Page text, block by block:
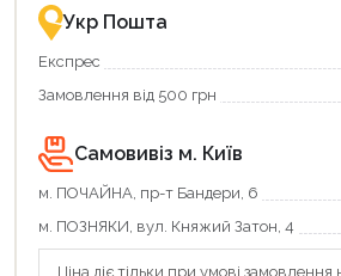
зручно
та
вигідно!
державною
підтримкою!
Укр Пошта
Експрес
Замовлення від 500 грн
Самовивіз м. Київ
м. ПОЧАЙНА, пр-т Бандери, 6
м. ПОЗНЯКИ, вул. Княжий Затон, 4
Ціна діє тільки при умові замовлення